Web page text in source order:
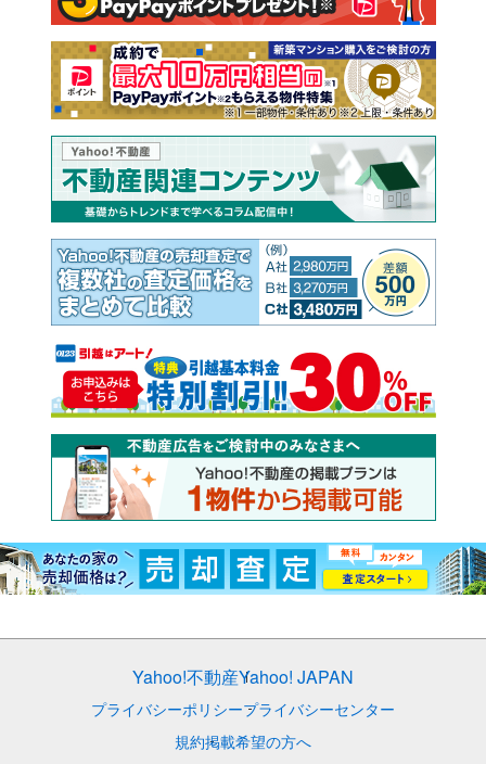
売却査定
Yahoo!不動産Yahoo! JAPAN
プライバシーポリシープライバシーセンター
規約掲載希望の方へ